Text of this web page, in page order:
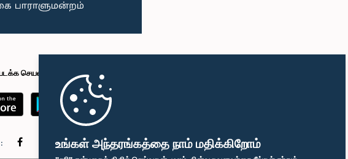
உங்கள் அந்தரங்கத்தை நாம் மதிக்கிறோம்
செயலி
: